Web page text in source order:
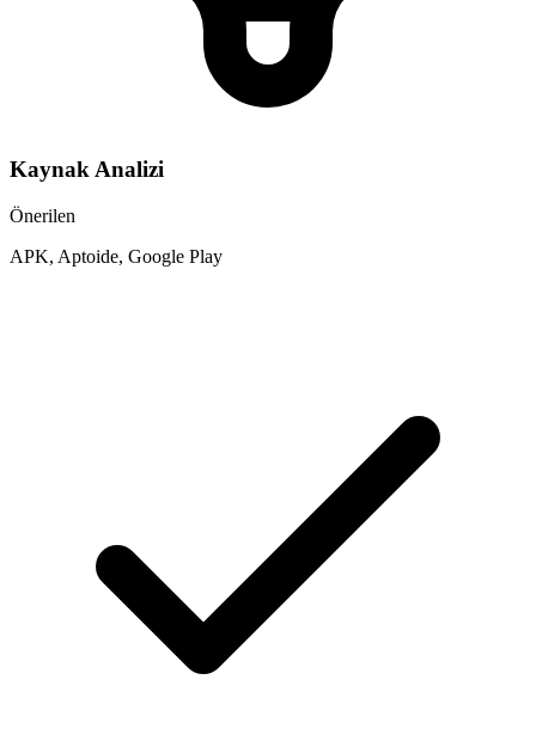
Kaynak Analizi
Önerilen
APK, Aptoide, Google Play